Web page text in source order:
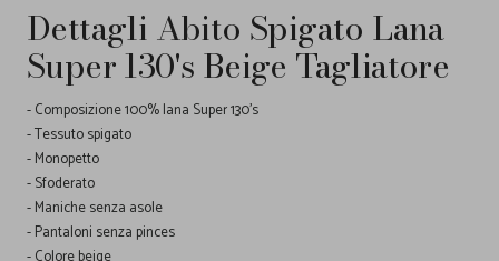
Dettagli Abito Spigato Lana
Super 130's Beige Tagliatore
- Composizione 100% lana Super 130's
- Tessuto spigato
- Monopetto
- Sfoderato
- Maniche senza asole
- Pantaloni senza pinces